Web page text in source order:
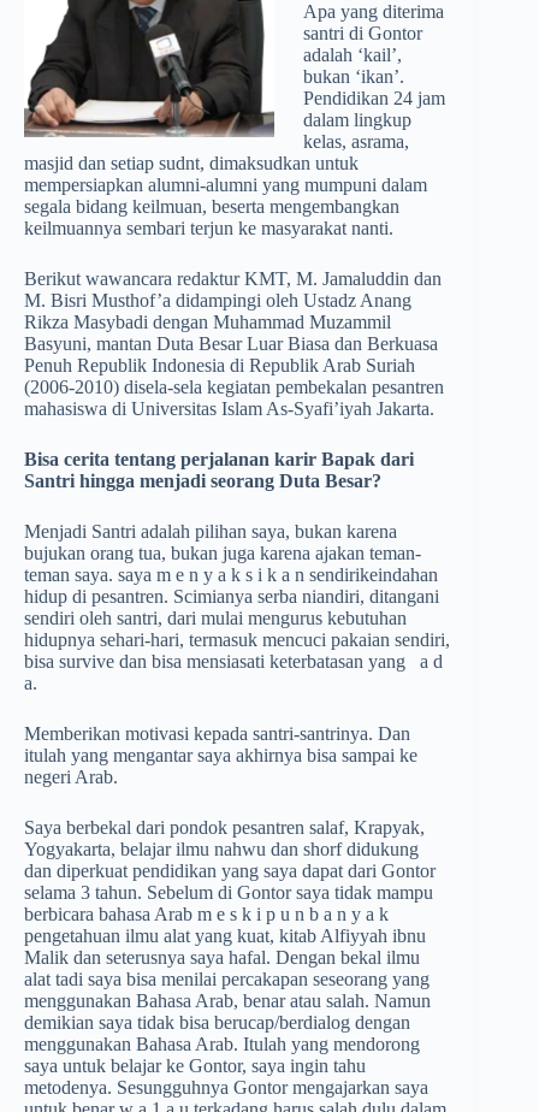
Apa yang diterima
santri di Gontor
adalah ‘kail’,
bukan ‘ikan’.
Pendidikan 24 jam
dalam lingkup
kelas, asrama,
masjid dan setiap sudnt, dimaksudkan untuk
mempersiapkan alumni-alumni yang mumpuni dalam
segala bidang keilmuan, beserta mengembangkan
keilmuannya sembari terjun ke masyarakat nanti.
Berikut wawancara redaktur KMT, M. Jamaluddin dan
M. Bisri Musthof’a didampingi oleh Ustadz Anang
Rikza Masybadi dengan Muhammad Muzammil
Basyuni, mantan Duta Besar Luar Biasa dan Berkuasa
Penuh Republik Indonesia di Republik Arab Suriah
(2006-2010) disela-sela kegiatan pembekalan pesantren
mahasiswa di Universitas Islam As-Syafi’iyah Jakarta.
Bisa cerita tentang perjalanan karir Bapak dari
Santri hingga menjadi seorang Duta Besar?
Menjadi Santri adalah pilihan saya, bukan karena
bujukan orang tua, bukan juga karena ajakan teman-
teman saya. saya m e n y a k s i k a n sendirikeindahan
hidup di pesantren. Scimianya serba niandiri, ditangani
sendiri oleh santri, dari mulai mengurus kebutuhan
hidupnya sehari-hari, termasuk mencuci pakaian sendiri,
bisa survive dan bisa mensiasati keterbatasan yang a d
a.
Memberikan motivasi kepada santri-santrinya. Dan
itulah yang mengantar saya akhirnya bisa sampai ke
negeri Arab.
Saya berbekal dari pondok pesantren salaf, Krapyak,
Yogyakarta, belajar ilmu nahwu dan shorf didukung
dan diperkuat pendidikan yang saya dapat dari Gontor
selama 3 tahun. Sebelum di Gontor saya tidak mampu
berbicara bahasa Arab m e s k i p u n b a n y a k
pengetahuan ilmu alat yang kuat, kitab Alfiyyah ibnu
Malik dan seterusnya saya hafal. Dengan bekal ilmu
alat tadi saya bisa menilai percakapan seseorang yang
menggunakan Bahasa Arab, benar atau salah. Namun
demikian saya tidak bisa berucap/berdialog dengan
menggunakan Bahasa Arab. Itulah yang mendorong
saya untuk belajar ke Gontor, saya ingin tahu
metodenya. Sesungguhnya Gontor mengajarkan saya